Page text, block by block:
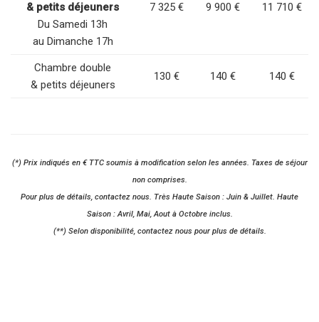
& petits déjeuners
Du Samedi 13h
au Dimanche 17h
7 325 € 9 900 € 11 710 €
Chambre double
& petits déjeuners
130 € 140 € 140 €
(*) Prix indiqués en € TTC soumis à modification selon les années. Taxes de séjour
non comprises.
Pour plus de détails, contactez nous. Très Haute Saison : Juin & Juillet. Haute
Saison : Avril, Mai, Aout à Octobre inclus.
(**) Selon disponibilité, contactez nous pour plus de détails.